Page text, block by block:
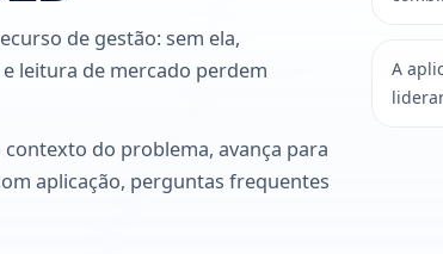
de gestão: sem ela,
leitura de mercado perdem
do problema, avança para
aplicação, perguntas frequentes
A